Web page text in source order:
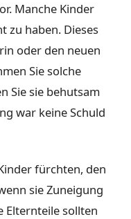
Manche Kinder
zu haben. Dieses
oder den neuen
Sie solche
Sie sie behutsam
war keine Schuld
fürchten, den
sie Zuneigung
Elternteile sollten